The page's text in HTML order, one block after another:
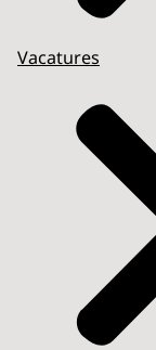
Vacatures